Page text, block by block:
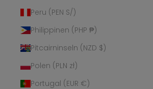
Peru (PEN S/)
Philippinen (PHP ₱)
Pitcairninseln (NZD $)
Polen (PLN zł)
Portugal (EUR €)